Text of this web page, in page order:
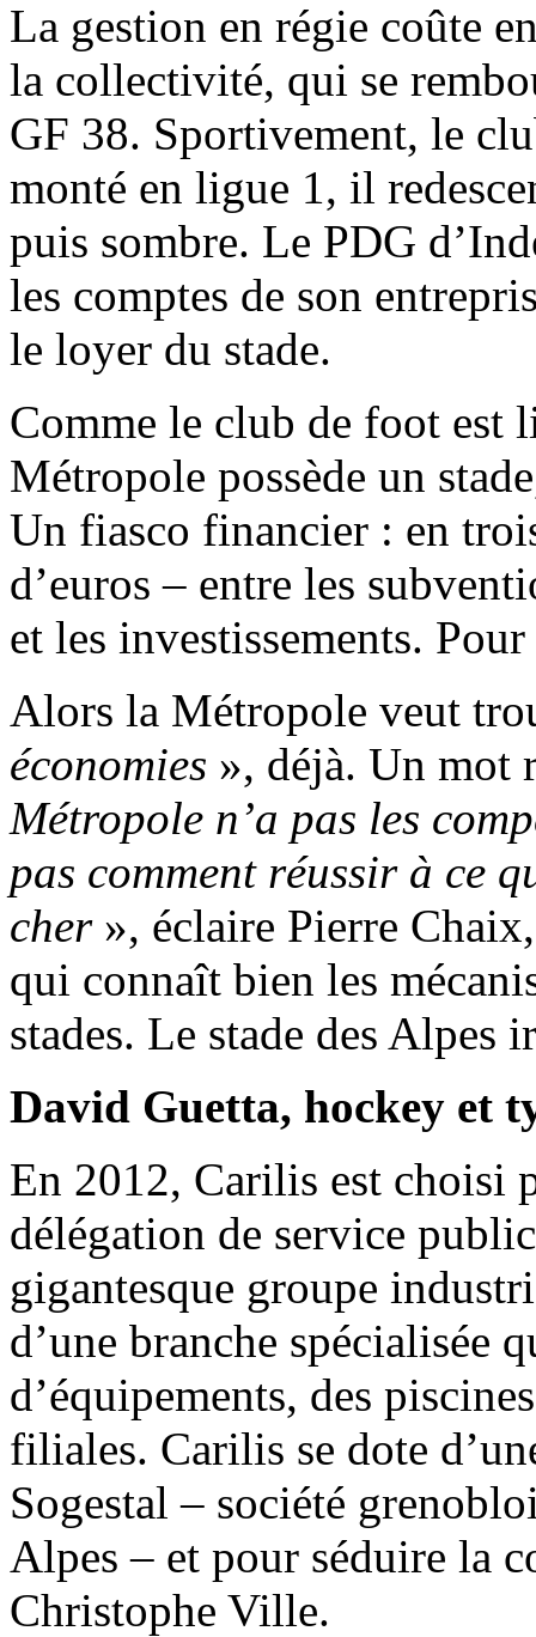
La gestion en régie coûte
la collectivité, qui se
GF 38. Sportivement, le
monté en ligue 1, il
puis sombre. Le PDG
les comptes de son
le loyer du stade.
Comme le club de foot est
Métropole possède un
Un fiasco financier : en
d’euros – entre les
et les investissements.
Alors la Métropole veut
économies », déjà. Un mot
Métropole n’a pas les
pas comment réussir à ce
cher», éclaire Pierre
qui connaît bien les
stades. Le stade des Alpes
David Guetta, hockey et
En 2012, Carilis est choisi
délégation de service
gigantesque groupe
d’une branche spécialisée
d’équipements, des
filiales. Carilis se dote
Sogestal – société
Alpes – et pour séduire la
Christophe Ville.